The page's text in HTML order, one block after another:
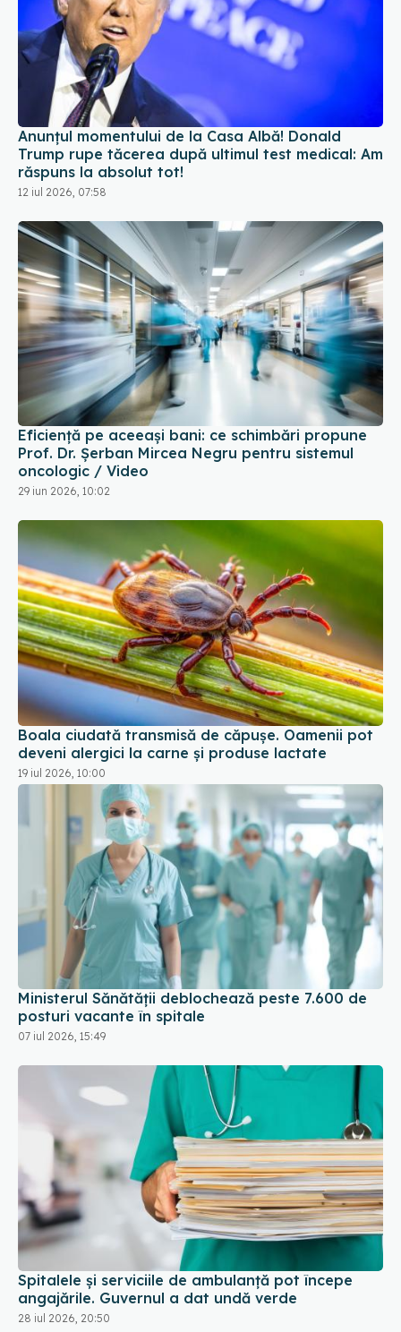
Anunțul momentului de la Casa Albă! Donald
Trump rupe tăcerea după ultimul test medical: Am
răspuns la absolut tot!
12 iul 2026, 07:58
Eficiență pe aceeași bani: ce schimbări propune
Prof. Dr. Șerban Mircea Negru pentru sistemul
oncologic / Video
29 iun 2026, 10:02
Boala ciudată transmisă de căpușe. Oamenii pot
deveni alergici la carne și produse lactate
19 iul 2026, 10:00
Ministerul Sănătății deblochează peste 7.600 de
posturi vacante în spitale
07 iul 2026, 15:49
Spitalele și serviciile de ambulanță pot începe
angajările. Guvernul a dat undă verde
28 iul 2026, 20:50